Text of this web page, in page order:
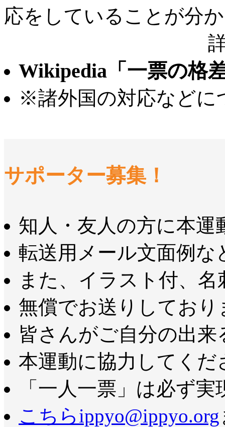
応をしていることが分
Wikipedia「一票の格
※諸外国の対応などに
サポーター募集！
知人・友人の方に本運
転送用メール文面例
また、イラスト付、
無償でお送りしており
皆さんがご自分の出来
本運動に協力してくだ
「一人一票」は必ず
こちらippyo@ippyo.org